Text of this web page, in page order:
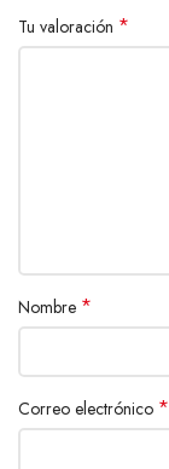
Tu valoración *
Nombre *
Correo electrónico *